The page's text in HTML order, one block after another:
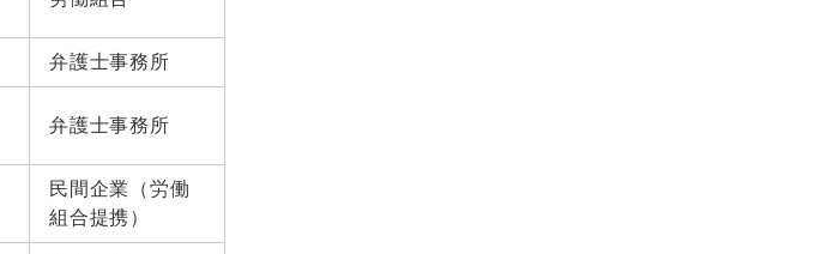
弁護士事務所
弁護士事務所
民間企業（労働
組合提携）